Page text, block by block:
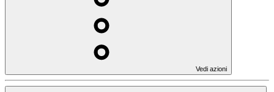
Vedi azioni